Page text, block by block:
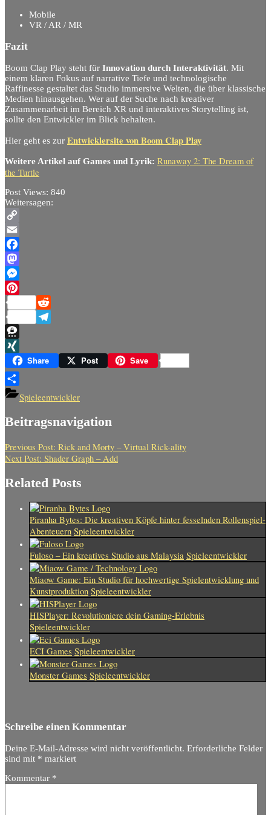
Mobile
VR / AR / MR
Fazit
Boom Clap Play steht für Innovation durch Interaktivität. Mit
einem klaren Fokus auf narrative Tiefe und technologische
Raffinesse gestaltet das Studio immersive Welten, die über klassische
Medien hinausgehen. Wer auf der Suche nach kreativer
Zusammenarbeit im Bereich XR und interaktives Storytelling ist,
sollte den Entwickler im Blick behalten.
Hier geht es zur Entwicklersite von Boom Clap Play
Weitere Artikel auf Games und Lyrik: Runaway 2: The Dream of
the Turtle
Post Views: 840
Weitersagen:
Copy
Link
Email
Facebook
Mastodon
Messenger
Pinterest
Reddit
Telegram
Threema
XINGShare Post Save
TeilenSpieleentwickler
Beitragsnavigation
Previous Post: Rick and Morty – Virtual Rick-ality
Next Post: Shader Graph – Add
Related Posts
Piranha Bytes: Die kreativen Köpfe hinter fesselnden Rollenspiel-
Abenteuern Spieleentwickler
Fuloso – Ein kreatives Studio aus Malaysia Spieleentwickler
Miaow Game: Ein Studio für hochwertige Spielentwicklung und
Kunstproduktion Spieleentwickler
HISPlayer: Revolutioniere dein Gaming-Erlebnis
Spieleentwickler
ECI Games Spieleentwickler
Monster Games Spieleentwickler
Schreibe einen Kommentar
Deine E-Mail-Adresse wird nicht veröffentlicht. Erforderliche Felder
sind mit * markiert
Kommentar *